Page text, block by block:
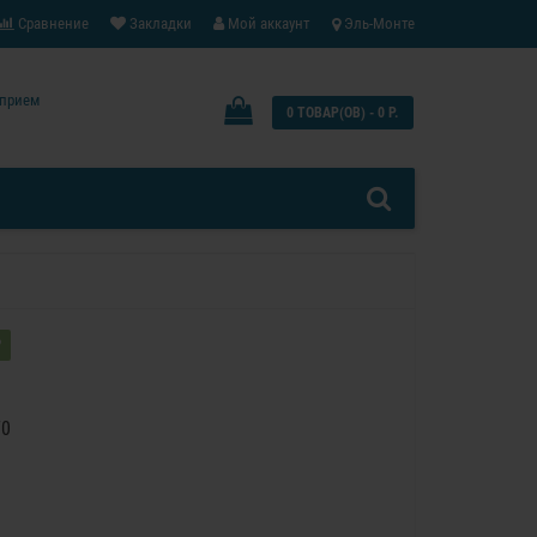
Эль-Монте
Мой аккаунт
Закладки
Сравнение
0 ТОВАР(ОВ) - 0 Р.